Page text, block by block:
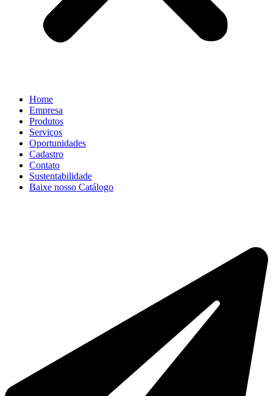
Home
Empresa
Produtos
Serviços
Oportunidades
Cadastro
Contato
Sustentabilidade
Baixe nosso Catálogo